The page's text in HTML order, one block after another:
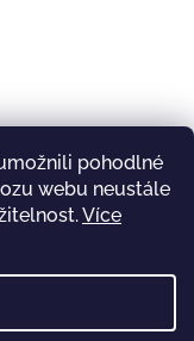
pohodlné
webu neustále
Více